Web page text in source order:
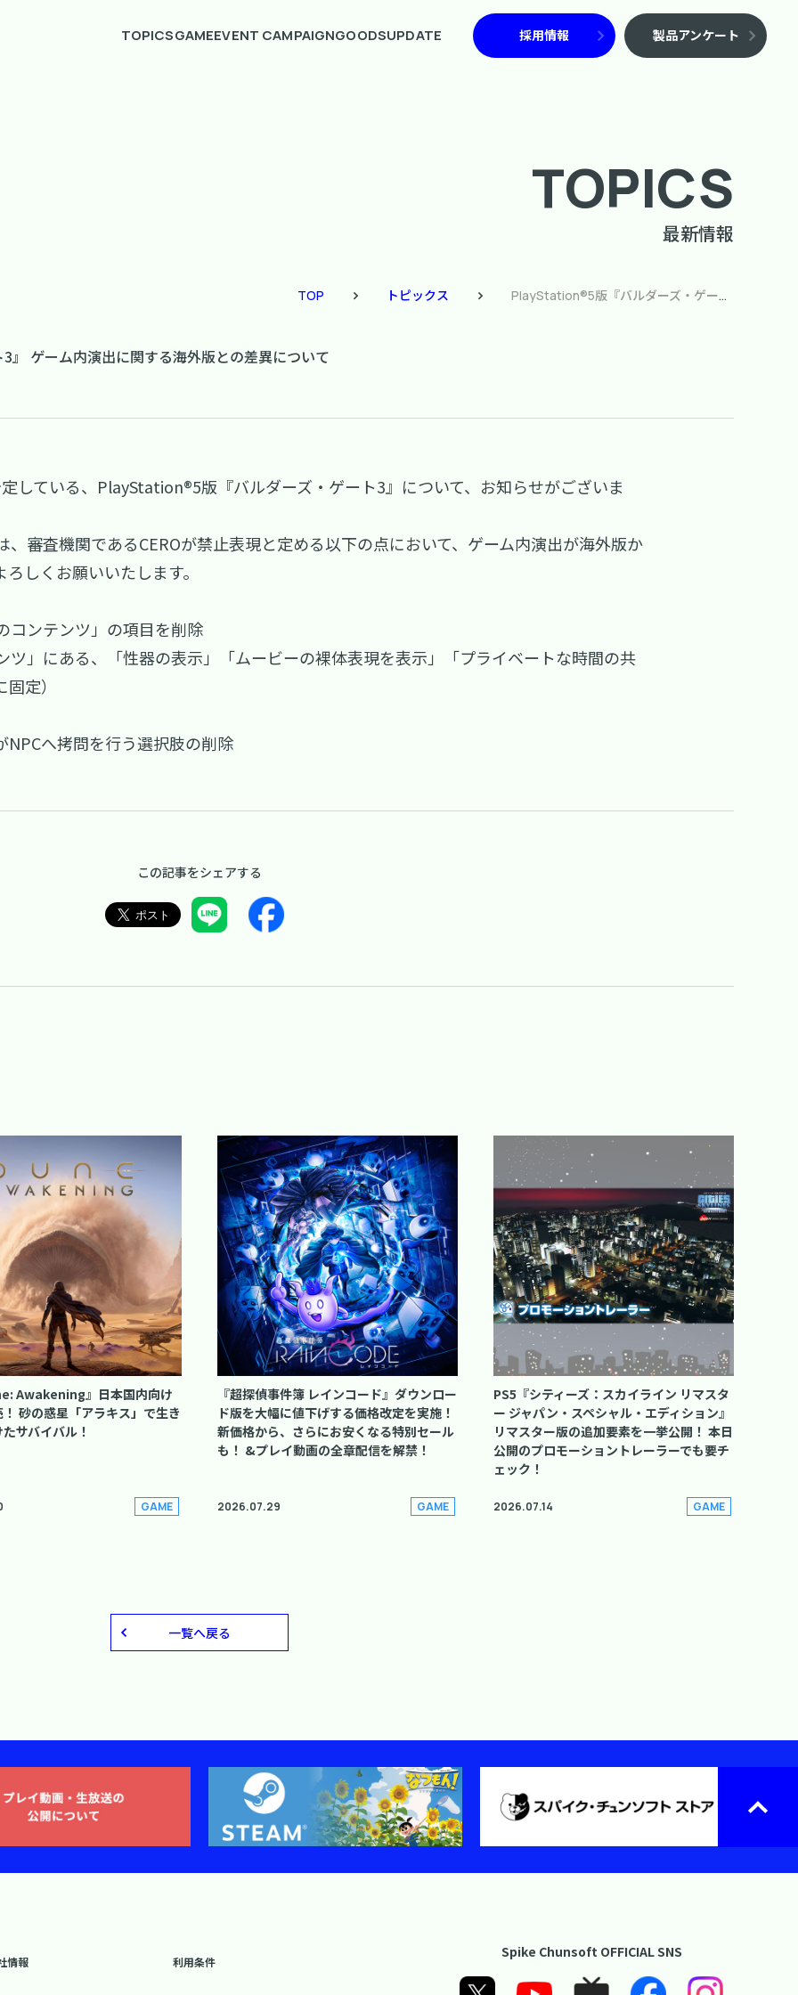
TOPICSGAMEEVENT CAMPAIGNGOODSUPDATE 採用情報 製品アンケート
TOPICS
最新情報
TOP トピックス PlayStation®5版『バルダーズ・ゲート3』 ゲーム内演出に関する海外版との差異について
ゲーム内演出に関する海外版との差異について
している、PlayStation®5版『バルダーズ・ゲート3』について、お知らせがございま
審査機関であるCEROが禁止表現と定める以下の点において、ゲーム内演出が海外版か
しくお願いいたします。
コンテンツ」の項目を削除
ツ」にある、「性器の表示」「ムービーの裸体表現を表示」「プライベートな時間の共
定）
へ拷問を行う選択肢の削除
この記事をシェアする
Awakening』日本国内向け
砂の惑星「アラキス」で生き
サバイバル！
GAME
『超探偵事件簿 レインコード』ダウンロー
ド版を大幅に値下げする価格改定を実施！
新価格から、さらにお安くなる特別セール
も！ &プレイ動画の全章配信を解禁！
2026.07.29 GAME
PS5『シティーズ：スカイライン リマスタ
ー ジャパン・スペシャル・エディション』
リマスター版の追加要素を一挙公開！ 本日
公開のプロモーショントレーラーでも要チ
ェック！
2026.07.14 GAME
一覧へ戻る
情報 利用条件
Spike Chunsoft OFFICIAL SNS